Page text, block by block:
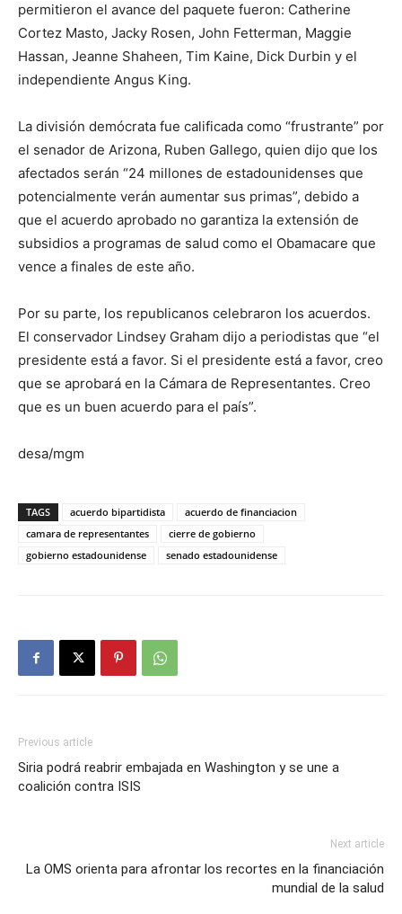
permitieron el avance del paquete fueron: Catherine
Cortez Masto, Jacky Rosen, John Fetterman, Maggie
Hassan, Jeanne Shaheen, Tim Kaine, Dick Durbin y el
independiente Angus King.
La división demócrata fue calificada como “frustrante” por
el senador de Arizona, Ruben Gallego, quien dijo que los
afectados serán “24 millones de estadounidenses que
potencialmente verán aumentar sus primas”, debido a
que el acuerdo aprobado no garantiza la extensión de
subsidios a programas de salud como el Obamacare que
vence a finales de este año.
Por su parte, los republicanos celebraron los acuerdos.
El conservador Lindsey Graham dijo a periodistas que “el
presidente está a favor. Si el presidente está a favor, creo
que se aprobará en la Cámara de Representantes. Creo
que es un buen acuerdo para el país”.
desa/mgm
TAGS acuerdo bipartidista
acuerdo de financiacion
camara de representantes
cierre de gobierno
gobierno estadounidense
senado estadounidense
Previous article
Siria podrá reabrir embajada en Washington y se une a
coalición contra ISIS
Next article
La OMS orienta para afrontar los recortes en la financiación
mundial de la salud